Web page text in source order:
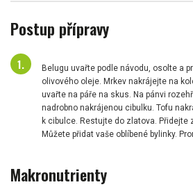
Postup přípravy
Belugu uvařte podle návodu, osolte a
olivového oleje. Mrkev nakrájejte na
uvařte na páře na skus. Na pánvi
nadrobno nakrájenou cibulku. Tofu
k cibulce. Restujte do zlatova. Přidejte
Můžete přidat vaše oblíbené bylinky.
Makronutrienty